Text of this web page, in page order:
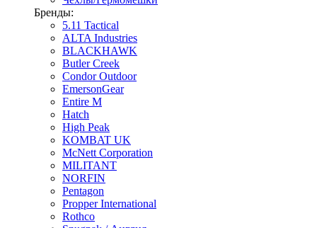
Бренды:
5.11 Tactical
ALTA Industries
BLACKHAWK
Butler Creek
Condor Outdoor
EmersonGear
Entire M
Hatch
High Peak
KOMBAT UK
McNett Corporation
MILITANT
NORFIN
Pentagon
Propper International
Rothco